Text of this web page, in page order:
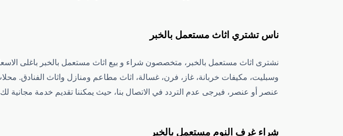
ناس تشتري اثاث مستعمل بالخبر
نشترى اثاث مستعمل بالخبر، متخصصون شراء و بيع اثاث مستعمل بالخبر باغلى
وسبليت، مكيفات خربانة، غاز، فرن، غسالة، اثاث مطاعم ومنازل واثاث الفنادق.
عنصر أو عنصر، فيرجى عدم التردد في الاتصال بنا، حيث يمكننا تقديم خدمة مجانية
شراء غرف النوم مستعمل بالخبر